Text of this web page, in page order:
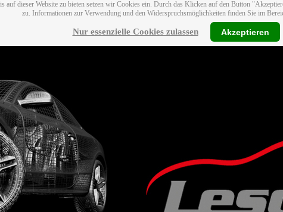
auf dieser Website zu bieten setzen wir Cookies ein. Durch das Klicken auf den Button
zu. Informationen zur Verwendung und den Widerspruchsmöglichkeiten finden Sie im
Nur essenzielle Cookies zulassen Akzeptieren